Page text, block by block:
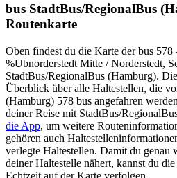
bus StadtBus/RegionalBus
Routenkarte
Oben findest du die Karte der bus
%Ubnorderstedt Mitte / Norderstedt,
StadtBus/RegionalBus (Hamburg).
Überblick über alle Haltestellen, die
(Hamburg) 578 bus angefahren
deiner Reise mit StadtBus/
die App, um weitere
gehören auch
verlegte Haltestellen. Damit du genau
deiner Haltestelle nähert, kannst du
Echtzeit auf der Karte verfolgen.